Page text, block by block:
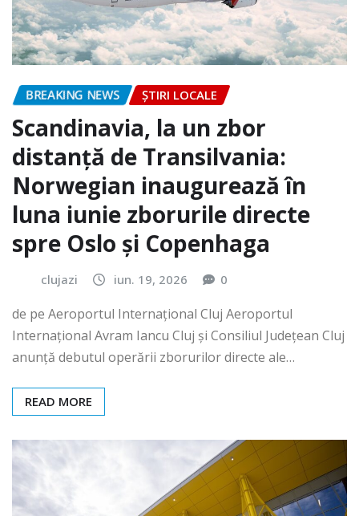
BREAKING NEWS ȘTIRI LOCALE
Scandinavia, la un zbor
distanță de Transilvania:
Norwegian inaugurează în
luna iunie zborurile directe
spre Oslo și Copenhaga
clujazi iun. 19, 2026 0
de pe Aeroportul Internaţional Cluj Aeroportul
Internațional Avram Iancu Cluj și Consiliul Județean Cluj
anunță debutul operării zborurilor directe ale…
READ MORE